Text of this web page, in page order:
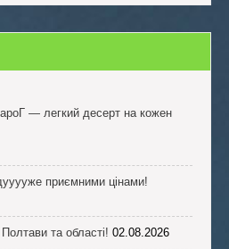
— легкий десерт на кожен
приємними цінами!
та області! 02.08.2026